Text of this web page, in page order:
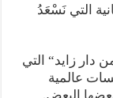
التي نَسْعَدُ
دار زايد“ التي
عالمية
البعض.